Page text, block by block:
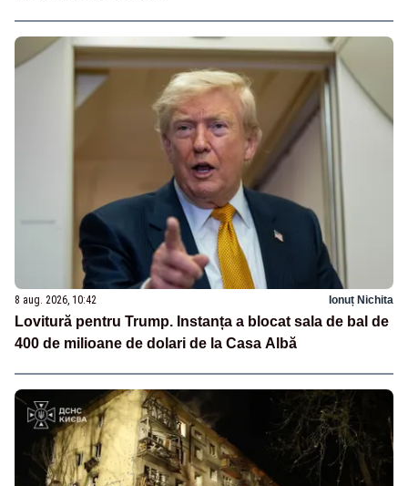
8 aug. 2026, 10:42 Ionuț Nichita
Lovitură pentru Trump. Instanța a blocat sala de bal de
400 de milioane de dolari de la Casa Albă